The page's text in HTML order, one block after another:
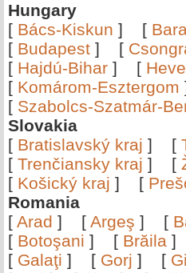
Hungary
[ Bács-Kiskun ] [
[ Budapest ] [
[ Hajdú-Bihar ] [
[ Komárom-Esztergom
[ Szabolcs-Szatmár-
Slovakia
[ Bratislavský kraj ] [
[ Trenčiansky kraj ] [
[ Košický kraj ] [
Romania
[ Arad ] [ Argeş ] [
[ Botoşani ] [ Brăila ]
[ Galaţi ] [ Gorj ] [